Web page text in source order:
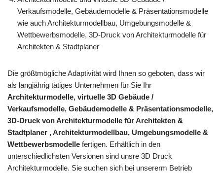
Verkaufsmodelle, Gebäudemodelle & Präsentationsmodelle
wie auch Architekturmodellbau, Umgebungsmodelle &
Wettbewerbsmodelle, 3D-Druck von Architekturmodelle für
Architekten & Stadtplaner
Die größtmögliche Adaptivität wird Ihnen so geboten, dass wir
als langjährig tätiges Unternehmen für Sie Ihr
Architekturmodelle, virtuelle 3D Gebäude /
Verkaufsmodelle, Gebäudemodelle & Präsentationsmodelle,
3D-Druck von Architekturmodelle für Architekten &
Stadtplaner , Architekturmodellbau, Umgebungsmodelle &
Wettbewerbsmodelle fertigen. Erhältlich in den
unterschiedlichsten Versionen sind unsre 3D Druck
Architekturmodelle. Sie suchen sich bei unsererm Betrieb